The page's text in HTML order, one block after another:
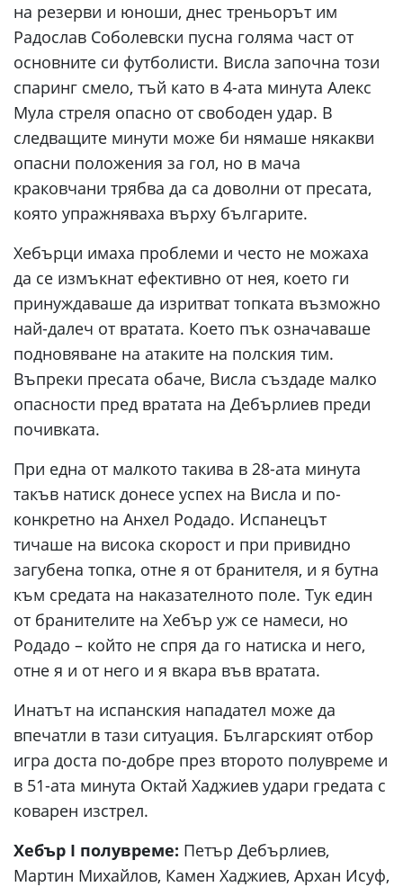
на резерви и юноши, днес треньорът им
Радослав Соболевски пусна голяма част от
основните си футболисти. Висла започна този
спаринг смело, тъй като в 4-ата минута Алекс
Мула стреля опасно от свободен удар. В
следващите минути може би нямаше някакви
опасни положения за гол, но в мача
краковчани трябва да са доволни от пресата,
която упражняваха върху българите.
Хебърци имаха проблеми и често не можаха
да се измъкнат ефективно от нея, което ги
принуждаваше да изритват топката възможно
най-далеч от вратата. Което пък означаваше
подновяване на атаките на полския тим.
Въпреки пресата обаче, Висла създаде малко
опасности пред вратата на Дебърлиев преди
почивката.
При една от малкото такива в 28-ата минута
такъв натиск донесе успех на Висла и по-
конкретно на Анхел Родадо. Испанецът
тичаше на висока скорост и при привидно
загубена топка, отне я от бранителя, и я бутна
към средата на наказателното поле. Тук един
от бранителите на Хебър уж се намеси, но
Родадо – който не спря да го натиска и него,
отне я и от него и я вкара във вратата.
Инатът на испанския нападател може да
впечатли в тази ситуация. Българският отбор
игра доста по-добре през второто полувреме и
в 51-ата минута Октай Хаджиев удари гредата с
коварен изстрел.
Хебър I полувреме: Петър Дебърлиев,
Мартин Михайлов, Камен Хаджиев, Архан Исуф,